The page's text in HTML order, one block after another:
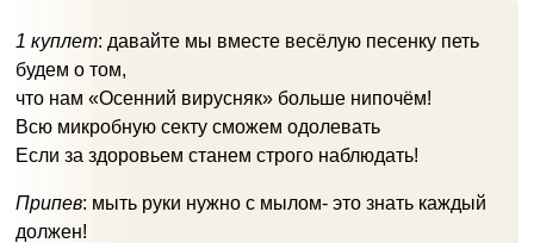
1 куплет: давайте мы вместе весёлую песенку петь
будем о том,
что нам «Осенний вирусняк» больше нипочём!
Всю микробную секту сможем одолевать
Если за здоровьем станем строго наблюдать!
Припев: мыть руки нужно с мылом- это знать каждый
должен!